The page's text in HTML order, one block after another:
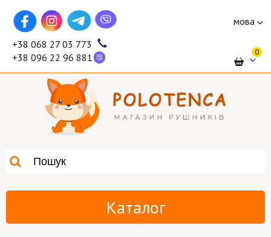
мова
+38 068 27 03 773
+38 096 22 96 881
0
Каталог